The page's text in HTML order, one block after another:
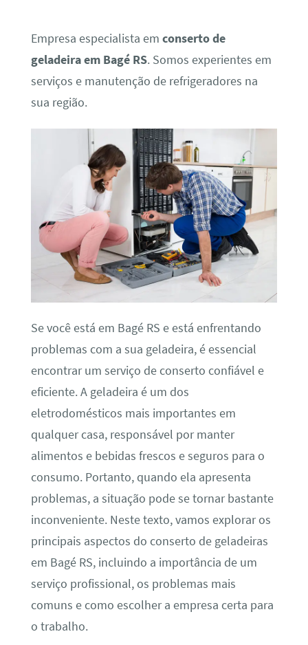
Empresa especialista em conserto de
geladeira em Bagé RS. Somos experientes em
serviços e manutenção de refrigeradores na
sua região.
Se você está em Bagé RS e está enfrentando
problemas com a sua geladeira, é essencial
encontrar um serviço de conserto confiável e
eficiente. A geladeira é um dos
eletrodomésticos mais importantes em
qualquer casa, responsável por manter
alimentos e bebidas frescos e seguros para o
consumo. Portanto, quando ela apresenta
problemas, a situação pode se tornar bastante
inconveniente. Neste texto, vamos explorar os
principais aspectos do conserto de geladeiras
em Bagé RS, incluindo a importância de um
serviço profissional, os problemas mais
comuns e como escolher a empresa certa para
o trabalho.